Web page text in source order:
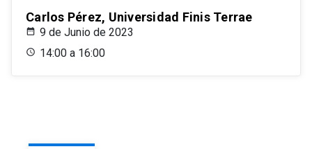
Carlos Pérez, Universidad Finis Terrae
9 de Junio de 2023
14:00 a 16:00